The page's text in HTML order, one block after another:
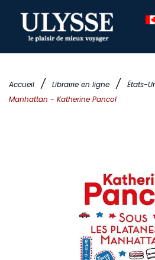
Accueil / Librairie en ligne / États-
Manhattan - Katherine Pancol